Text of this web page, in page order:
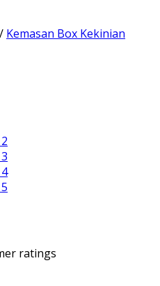
/ Kemasan Box Kekinian
ratings